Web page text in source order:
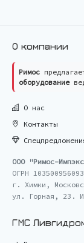
О компании
Римос
оборудование
О нас
Контакты
ООО "Римос-
ОГРН
г. Химки,
ул. Горная, 23.
ГМС